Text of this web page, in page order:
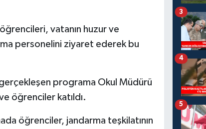
vatanın huzur ve
personelini ziyaret ederek bu
programa Okul Müdürü
öğrenciler katıldı.
öğrenciler, jandarma teşkilatının
3
4
5